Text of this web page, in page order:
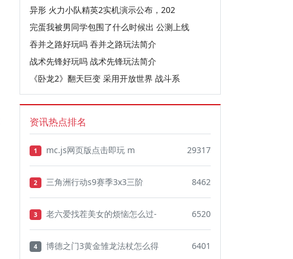
异形 火力小队精英2实机演示公布，202
完蛋我被男同学包围了什么时候出 公测上线
吞并之路好玩吗 吞并之路玩法简介
战术先锋好玩吗 战术先锋玩法简介
《卧龙2》翻天巨变 采用开放世界 战斗系
资讯热点排名
1 mc.js网页版点击即玩 m 29317
2 三角洲行动s9赛季3x3三阶 8462
3 老六爱找茬美女的烦恼怎么过- 6520
4 博德之门3黄金雏龙法杖怎么得 6401